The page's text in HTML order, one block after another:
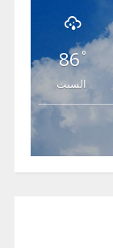
86°
السبت